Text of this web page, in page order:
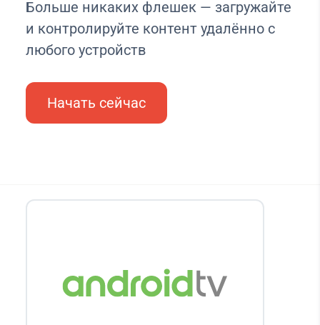
Больше никаких флешек — загружайте
и контролируйте контент удалённо с
любого устройств
Начать сейчас